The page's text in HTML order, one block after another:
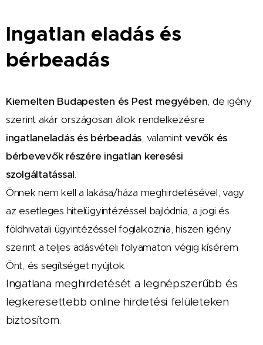
Ingatlan eladás és
bérbeadás
Kiemelten Budapesten és Pest megyében, de igény
szerint akár országosan állok rendelkezésre
ingatlaneladás és bérbeadás, valamintvevők és
bérbevevők részére ingatlan keresési
szolgáltatással.
Önnek nem kell a lakása/háza meghirdetésével, vagy
az esetleges hitelügyintézéssel bajlódnia, a jogi és
földhivatali ügyintézéssel foglalkoznia, hiszen igény
szerint a teljes adásvételi folyamaton végig kísérem
Önt, és segítséget nyújtok.
Ingatlana meghirdetését a legnépszerűbb és
legkeresettebb online hirdetési felületeken
biztosítom.